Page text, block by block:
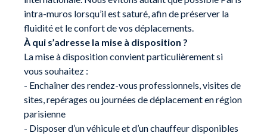
intra-muros lorsqu’il est saturé, afin de préserver la
fluidité et le confort de vos déplacements.
À qui s’adresse la mise à disposition ?
La mise à disposition convient particulièrement si
vous souhaitez :
- Enchaîner des rendez-vous professionnels, visites de
sites, repérages ou journées de déplacement en région
parisienne
- Disposer d’un véhicule et d’un chauffeur disponibles